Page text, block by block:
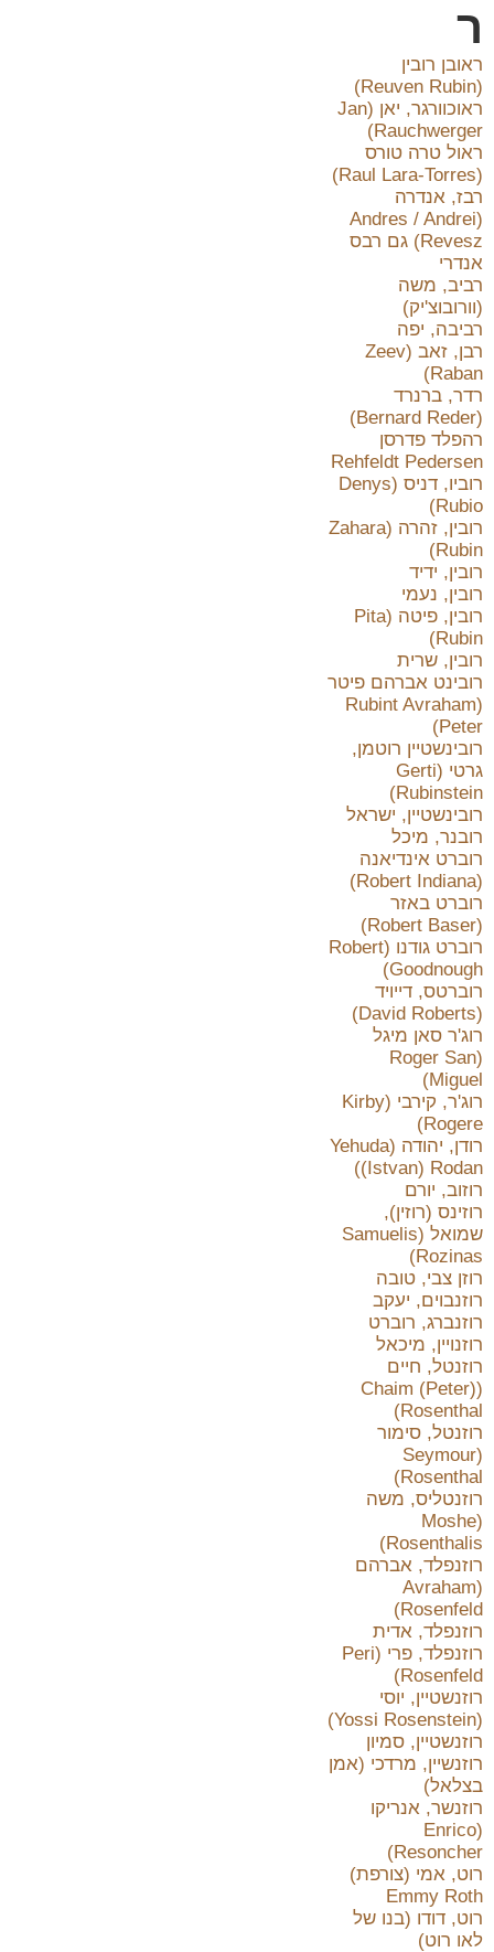
ר
ראובן רובין
(Reuven Rubin)
ראוכוורגר, יאן (Jan
Rauchwerger)
ראול טרה טורס
(Raul Lara-Torres)
רבז, אנדרה
(Andres / Andrei
Revesz) גם רבס
אנדרי
רביב, משה
(וורובוצ'יק)
רביבה, יפה
רבן, זאב (Zeev
Raban)
רדר, ברנרד
(Bernard Reder)
רהפלד פדרסן
Rehfeldt Pedersen
רוביו, דניס (Denys
Rubio)
רובין, זהרה (Zahara
Rubin)
רובין, ידיד
רובין, נעמי
רובין, פיטה (Pita
Rubin)
רובין, שרית
רובינט אברהם פיטר
(Rubint Avraham
Peter)
רובינשטיין רוטמן,
גרטי (Gerti
Rubinstein)
רובינשטיין, ישראל
רובנר, מיכל
רוברט אינדיאנה
(Robert Indiana)
רוברט באזר
(Robert Baser)
רוברט גודנו (Robert
Goodnough)
רוברטס, דייויד
(David Roberts)
רוג'ר סאן מיגל
(Roger San
Miguel)
רוג'ר, קירבי (Kirby
Rogere)
רודן, יהודה (Yehuda
(Istvan) Rodan)
רוזוב, יורם
רוזינס (רוזין),
שמואל (Samuelis
Rozinas)
רוזן צבי, טובה
רוזנבוים, יעקב
רוזנברג, רוברט
רוזנויין, מיכאל
רוזנטל, חיים
(Chaim (Peter)
Rosenthal)
רוזנטל, סימור
(Seymour
Rosenthal)
רוזנטליס, משה
(Moshe
Rosenthalis)
רוזנפלד, אברהם
(Avraham
Rosenfeld)
רוזנפלד, אדית
רוזנפלד, פרי (Peri
Rosenfeld)
רוזנשטיין, יוסי
(Yossi Rosenstein)
רוזנשטיין, סמיון
רוזנשיין, מרדכי (אמן
בצלאל)
רוזנשר, אנריקו
(Enrico
Resoncher)
רוט, אמי (צורפת)
Emmy Roth
רוט, דודו (בנו של
לאו רוט)